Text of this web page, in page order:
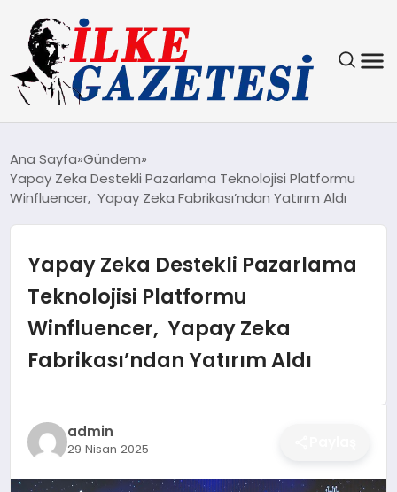
TEKNOLOJI
SAĞLIK
MAGAZIN
DÜNYA
Ana Sayfa Gündem
Yapay Zeka Destekli Pazarlama Teknolojisi Platformu
Winfluencer, Yapay Zeka Fabrikası’ndan Yatırım Aldı
Yapay Zeka Destekli Pazarlama
Teknolojisi Platformu
Winfluencer, Yapay Zeka
Fabrikası’ndan Yatırım Aldı
admin
29 Nisan 2025